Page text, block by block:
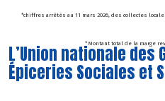
*chiffres arrêtés au 11 mars 2026, des collectes
* Montant total de la marge
L’Union nationale des
Épiceries Sociales et